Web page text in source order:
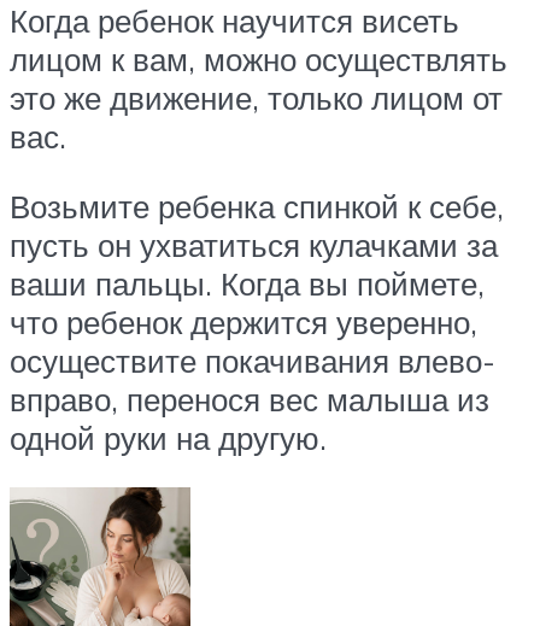
Когда ребенок научится висеть
лицом к вам, можно осуществлять
это же движение, только лицом от
вас.
Возьмите ребенка спинкой к себе,
пусть он ухватиться кулачками за
ваши пальцы. Когда вы поймете,
что ребенок держится уверенно,
осуществите покачивания влево-
вправо, перенося вес малыша из
одной руки на другую.